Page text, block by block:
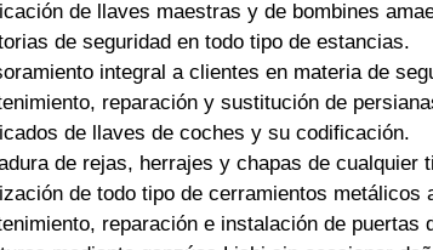
de llaves maestras y de bombines
de seguridad en todo tipo de estancias.
integral a clientes en materia de
reparación y sustitución de
de llaves de coches y su codificación.
de rejas, herrajes y chapas de cualquier
de todo tipo de cerramientos
reparación e instalación de puertas